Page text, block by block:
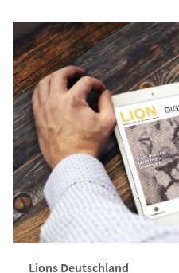
Lions Deutschland